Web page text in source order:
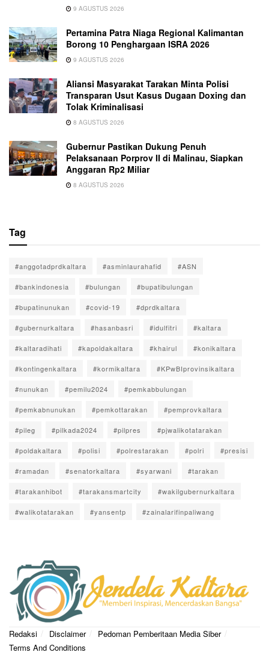
9 AGUSTUS 2026
Pertamina Patra Niaga Regional Kalimantan
Borong 10 Penghargaan ISRA 2026
9 AGUSTUS 2026
Aliansi Masyarakat Tarakan Minta Polisi
Transparan Usut Kasus Dugaan Doxing dan
Tolak Kriminalisasi
8 AGUSTUS 2026
Gubernur Pastikan Dukung Penuh
Pelaksanaan Porprov II di Malinau, Siapkan
Anggaran Rp2 Miliar
8 AGUSTUS 2026
Tag
#anggotadprdkaltara #asminlaurahafid #ASN
#bankindonesia #bulungan #bupatibulungan
#bupatinunukan #covid-19 #dprdkaltara
#gubernurkaltara #hasanbasri #idulfitri #kaltara
#kaltaradihati #kapoldakaltara #khairul #konikaltara
#kontingenkaltara #kormikaltara #KPwBIprovinsikaltara
#nunukan #pemilu2024 #pemkabbulungan
#pemkabnunukan #pemkottarakan #pemprovkaltara
#pileg #pilkada2024 #pilpres #pjwalikotatarakan
#poldakaltara #polisi #polrestarakan #polri #presisi
#ramadan #senatorkaltara #syarwani #tarakan
#tarakanhibot #tarakansmartcity #wakilgubernurkaltara
#walikotatarakan #yansentp #zainalarifinpaliwang
Redaksi Disclaimer
Pedoman Pemberitaan Media Siber
Terms And Conditions